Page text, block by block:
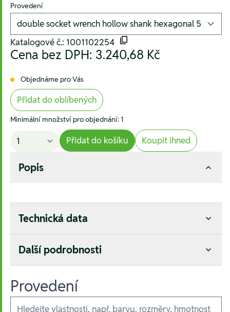
Provedení
Katalogové č.: 1001102254
Cena bez DPH: 3.240,68 Kč
Objednáme pro Vás
Přidat do oblíbených
Minimální množství pro objednání: 1
Přidat do košíku Koupit ihned
Popis
Technická data
Další podrobnosti
Provedení
Ausführungen